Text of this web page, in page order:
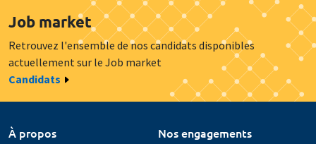
Job market
Retrouvez l'ensemble de nos candidats disponibles
actuellement sur le Job market
Candidats
À propos
Nos engagements